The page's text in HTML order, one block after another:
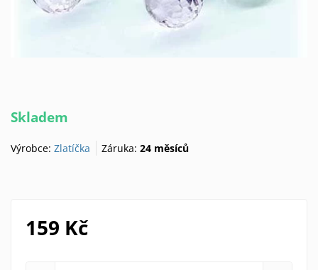
Skladem
Výrobce: Zlatíčka Záruka:24 měsíců
159 Kč